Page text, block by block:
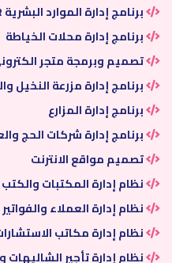
برنامج إدارة الموارد البشرية HR
برنامج إدارة محلات الخياطة
تصميم وبرمجة متجر
برنامج إدارة مزرعة النخيل
برنامج إدارة المزارع
برنامج إدارة شركات الحج
تصميم مواقع الانترنت
نظام إدارة المكتبات والكتب
نظام إدارة العملاء والفواتير
نظام إدارة مكاتب
نظام إدارة تأجير الشاليهات